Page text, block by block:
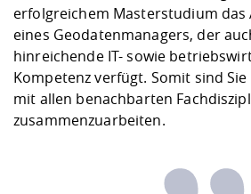
erfolgreichem Masterstudium
eines Geodatenmanagers, der
hinreichende IT- sowie
Kompetenz verfügt. Somit sind
mit allen benachbarten
zusammenzuarbeiten.